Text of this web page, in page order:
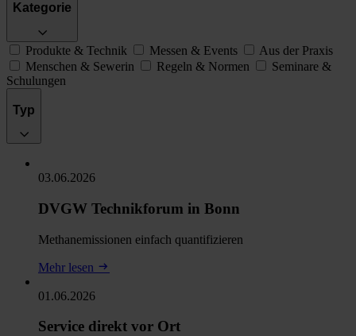
Kategorie
Produkte & Technik Messen & Events
Aus der Praxis
Menschen & Sewerin
Regeln & Normen
Seminare &
Schulungen
Typ
03.06.2026
DVGW Technikforum in Bonn
Methanemissionen einfach quantifizieren
Mehr lesen
01.06.2026
Service direkt vor Ort